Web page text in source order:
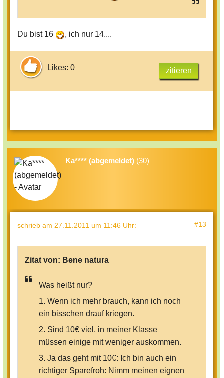
Du bist 16 , ich nur 14....
Likes: 0 zitieren
Ka**** (abgemeldet) (30)
schrieb am 27.11.2011 um 11:46 Uhr: #13
Zitat von: Bene natura
Was heißt nur?
1. Wenn ich mehr brauch, kann ich noch
ein bisschen drauf kriegen.
2. Sind 10€ viel, in meiner Klasse
müssen einige mit weniger auskommen.
3. Ja das geht mit 10€: Ich bin auch ein
richtiger Sparefroh: Nimm meinen eignen